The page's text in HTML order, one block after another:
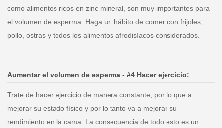
como alimentos ricos en zinc mineral, son muy importantes para
el volumen de esperma. Haga un hábito de comer con frijoles,
pollo, ostras y todos los alimentos afrodisíacos considerados.
Aumentar el volumen de esperma - #4 Hacer ejercicio:
Trate de hacer ejercicio de manera constante, por lo que a
mejorar su estado físico y por lo tanto va a mejorar su
rendimiento en la cama. La consecuencia de todo esto es un